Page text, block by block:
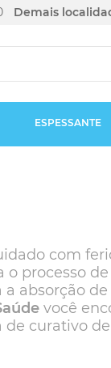
Demais
ESPESSANTE
com
processo
absorção
você
de curativo